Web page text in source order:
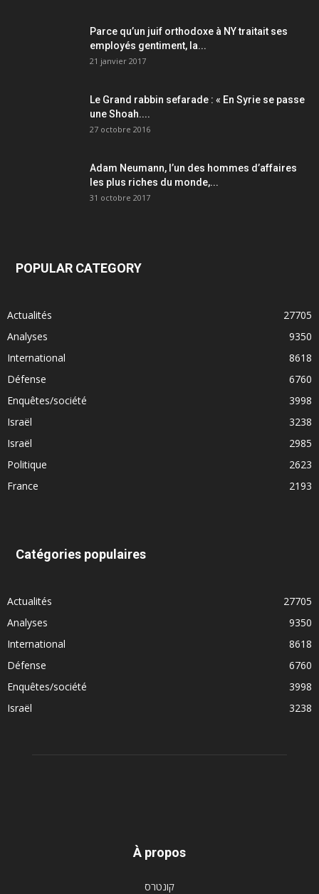
Parce qu’un juif orthodoxe à NY traitait ses
employés gentiment, la...
21 janvier 2017
Le Grand rabbin sefarade : « En Syrie se passe
une Shoah....
27 octobre 2016
Adam Neumann, l’un des hommes d’affaires
les plus riches du monde,...
31 octobre 2017
POPULAR CATEGORY
Actualités
27705
Analyses
9350
International
8618
Défense
6760
Enquêtes/société
3998
Israël
3238
Israël
2985
Politique
2623
France
2193
Catégories populaires
Actualités
27705
Analyses
9350
International
8618
Défense
6760
Enquêtes/société
3998
Israël
3238
À propos
קונטרס